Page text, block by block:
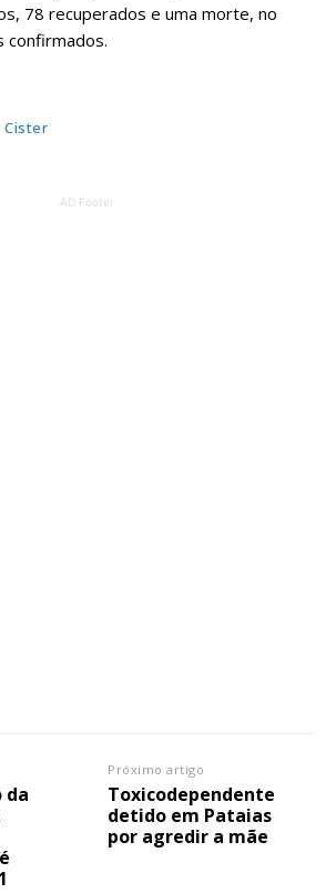
78 recuperados e uma morte, no
confirmados.
Cister
AD Footer
da
Próximo artigo
Toxicodependente
detido em Pataias
por agredir a mãe